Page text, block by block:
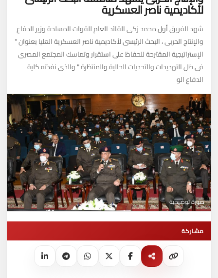
لأكاديمية ناصر العسكرية
شهد الفريق أول محمد زكى القائد العام للقوات المسلحة وزير الدفاع
والإنتاج الحربى ، البحث الرئيسى لأكاديمية ناصر العسكرية العليا بعنوان "
الإستراتيجية المقترحة للحفاظ على استقرار وتماسك المجتمع المصرى
فى ظل التهديدات والتحديات الحالية والمنتظرة " والذى نفذته كلية
الدفاع الو
صورة توضيحية
مشاركة